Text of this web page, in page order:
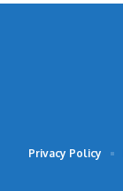
Privacy Policy